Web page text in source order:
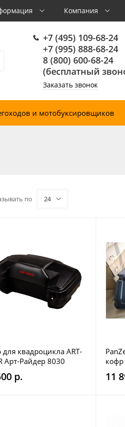
Компания
+7 (495) 109-68-24
+7 (995) 888-68-24
8 (800) 600-68-24
(бесплатный
Заказать звонок
и мотобуксировщиков
по 24
квадроцикла ART-
Арт-Райдер 8030
р.
кофр
11